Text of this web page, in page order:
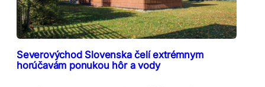
Severovýchod Slovenska čelí extrémnym
horúčavám ponukou hôr a vody